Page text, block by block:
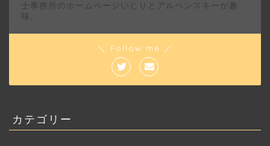
士事務所のホームページいじりとアルペンスキーが趣
味。
＼ Follow me ／
カテゴリー